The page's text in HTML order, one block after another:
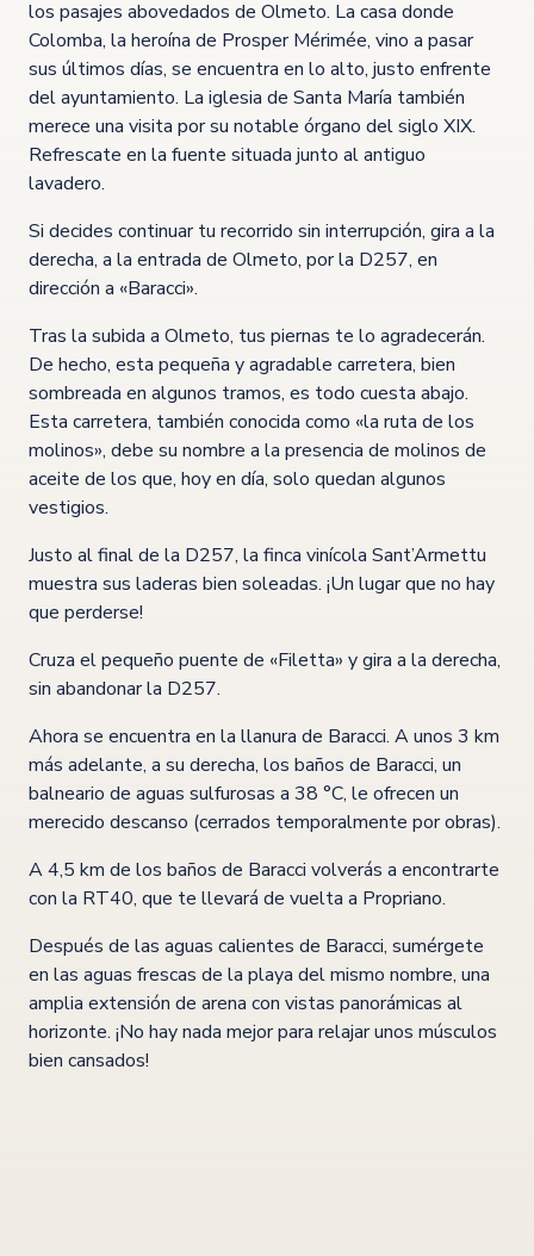
los pasajes abovedados de Olmeto. La casa donde
Colomba, la heroína de Prosper Mérimée, vino a pasar
sus últimos días, se encuentra en lo alto, justo enfrente
del ayuntamiento. La iglesia de Santa María también
merece una visita por su notable órgano del siglo XIX.
Refrescate en la fuente situada junto al antiguo
lavadero.
Si decides continuar tu recorrido sin interrupción, gira a la
derecha, a la entrada de Olmeto, por la D257, en
dirección a «Baracci».
Tras la subida a Olmeto, tus piernas te lo agradecerán.
De hecho, esta pequeña y agradable carretera, bien
sombreada en algunos tramos, es todo cuesta abajo.
Esta carretera, también conocida como «la ruta de los
molinos», debe su nombre a la presencia de molinos de
aceite de los que, hoy en día, solo quedan algunos
vestigios.
Justo al final de la D257, la finca vinícola Sant’Armettu
muestra sus laderas bien soleadas. ¡Un lugar que no hay
que perderse!
Cruza el pequeño puente de «Filetta» y gira a la derecha,
sin abandonar la D257.
Ahora se encuentra en la llanura de Baracci. A unos 3 km
más adelante, a su derecha, los baños de Baracci, un
balneario de aguas sulfurosas a 38 °C, le ofrecen un
merecido descanso (cerrados temporalmente por obras).
A 4,5 km de los baños de Baracci volverás a encontrarte
con la RT40, que te llevará de vuelta a Propriano.
Después de las aguas calientes de Baracci, sumérgete
en las aguas frescas de la playa del mismo nombre, una
amplia extensión de arena con vistas panorámicas al
horizonte. ¡No hay nada mejor para relajar unos músculos
bien cansados!